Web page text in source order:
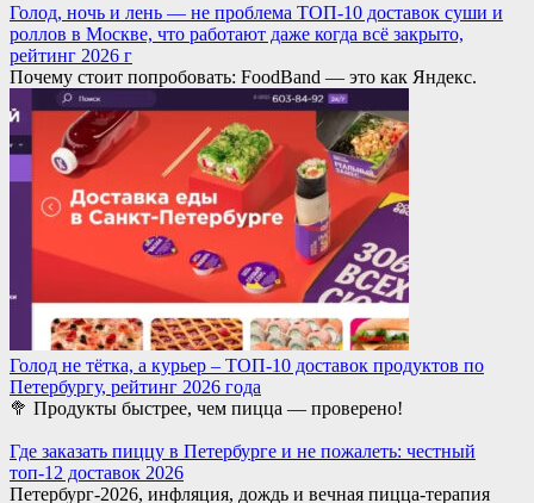
Голод, ночь и лень — не проблема ТОП-10 доставок суши и
роллов в Москве, что работают даже когда всё закрыто,
рейтинг 2026 г
Почему стоит попробовать: FoodBand — это как Яндекс.
Голод не тётка, а курьер – ТОП-10 доставок продуктов по
Петербургу, рейтинг 2026 года
🥦 Продукты быстрее, чем пицца — проверено!
Где заказать пиццу в Петербурге и не пожалеть: честный
топ-12 доставок 2026
Петербург-2026, инфляция, дождь и вечная пицца-терапия